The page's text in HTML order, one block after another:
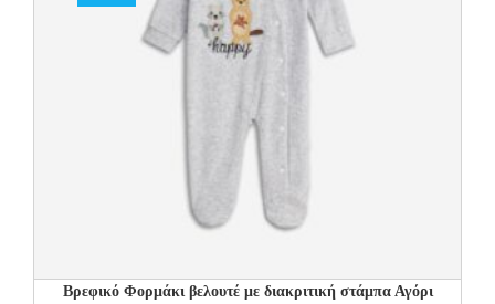
Βρεφικό Φορμάκι βελουτέ με διακριτική στάμπα Αγόρι